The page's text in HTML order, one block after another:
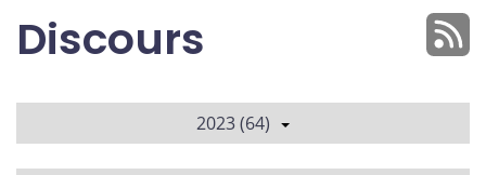
Discours
2023 (64)